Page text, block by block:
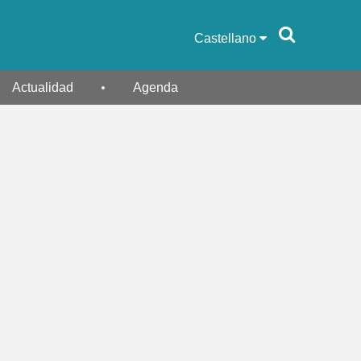
Castellano
Actualidad Agenda